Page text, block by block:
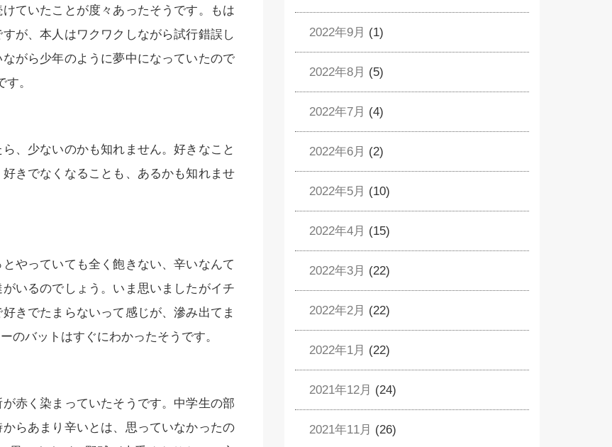
ていたことが度々あったそうです。もは
が、本人はワクワクしながら試行錯誤し
がら少年のように夢中になっていたので
。
、少ないのかも知れません。好きなこと
きでなくなることも、あるかも知れませ
やっていても全く飽きない、辛いなんて
いるのでしょう。いま思いましたがイチ
きでたまらないって感じが、滲み出てま
のバットはすぐにわかったそうです。
赤く染まっていたそうです。中学生の部
らあまり辛いとは、思っていなかったの
2022年9月 (1)
2022年8月 (5)
2022年7月 (4)
2022年6月 (2)
2022年5月 (10)
2022年4月 (15)
2022年3月 (22)
2022年2月 (22)
2022年1月 (22)
2021年12月 (24)
2021年11月 (26)